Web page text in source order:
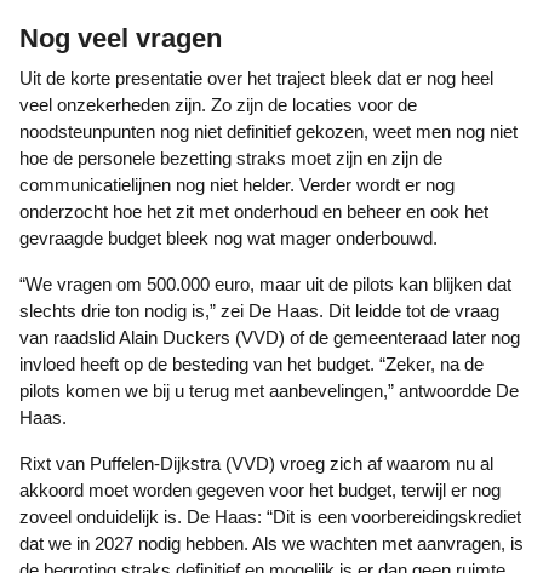
Nog veel vragen
Uit de korte presentatie over het traject bleek dat er nog heel
veel onzekerheden zijn. Zo zijn de locaties voor de
noodsteunpunten nog niet definitief gekozen, weet men nog niet
hoe de personele bezetting straks moet zijn en zijn de
communicatielijnen nog niet helder. Verder wordt er nog
onderzocht hoe het zit met onderhoud en beheer en ook het
gevraagde budget bleek nog wat mager onderbouwd.
“We vragen om 500.000 euro, maar uit de pilots kan blijken dat
slechts drie ton nodig is,” zei De Haas. Dit leidde tot de vraag
van raadslid Alain Duckers (VVD) of de gemeenteraad later nog
invloed heeft op de besteding van het budget. “Zeker, na de
pilots komen we bij u terug met aanbevelingen,” antwoordde De
Haas.
Rixt van Puffelen-Dijkstra (VVD) vroeg zich af waarom nu al
akkoord moet worden gegeven voor het budget, terwijl er nog
zoveel onduidelijk is. De Haas: “Dit is een voorbereidingskrediet
dat we in 2027 nodig hebben. Als we wachten met aanvragen, is